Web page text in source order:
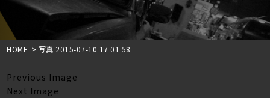
HOME > 写真 2015-07-10 17 01 58
Previous Image
Next Image